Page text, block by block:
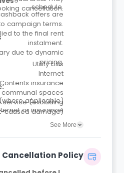
cancellation.
schedule.
offers are
campaign terms.
to the final rent
instalment.
due to dynamic
pricing.
Utility bills
Internet
insurance
spaces
service (excluding
caused damage)
Parcel service
applicable)
or insurance
See More
Cancellation Policy